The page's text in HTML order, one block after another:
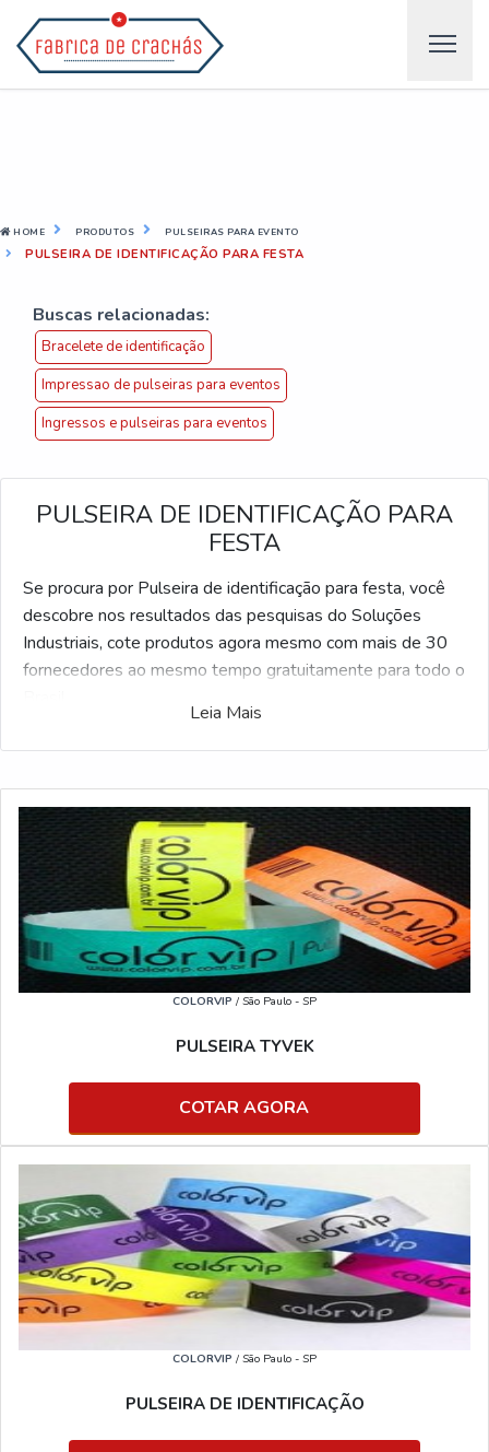
HOME PRODUTOS PULSEIRAS PARA EVENTO
PULSEIRA DE IDENTIFICAÇÃO PARA FESTA
Buscas relacionadas:
Bracelete de identificação
Impressao de pulseiras para eventos
Ingressos e pulseiras para eventos
PULSEIRA DE IDENTIFICAÇÃO PARA
FESTA
Se procura por Pulseira de identificação para festa, você
descobre nos resultados das pesquisas do Soluções
Industriais, cote produtos agora mesmo com mais de 30
fornecedores ao mesmo tempo gratuitamente para todo o
Possuindo milhares de distribuidores, o Soluções
do segmento industrial. Para realizar um orçamento de
Pulseira de identificação para festa, clique em um ou mais
dos anuciantes logo abaixo:
Leia Mais
COLORVIP / São Paulo - SP
PULSEIRA TYVEK
COTAR AGORA
COLORVIP / São Paulo - SP
PULSEIRA DE IDENTIFICAÇÃO